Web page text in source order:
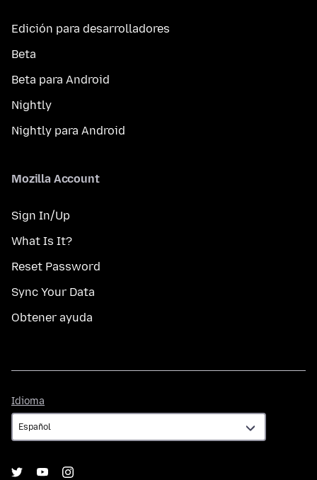
Edición para desarrolladores
Beta
Beta para Android
Nightly
Nightly para Android
Mozilla Account
Sign In/Up
What Is It?
Reset Password
Sync Your Data
Obtener ayuda
Idioma